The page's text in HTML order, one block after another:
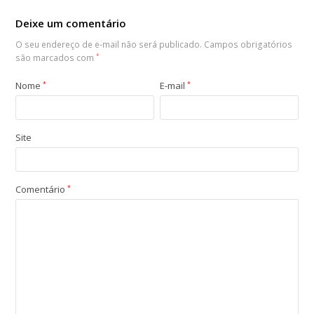
Deixe um comentário
O seu endereço de e-mail não será publicado. Campos obrigatórios
são marcados com*
Nome* E-mail*
Site
Comentário*